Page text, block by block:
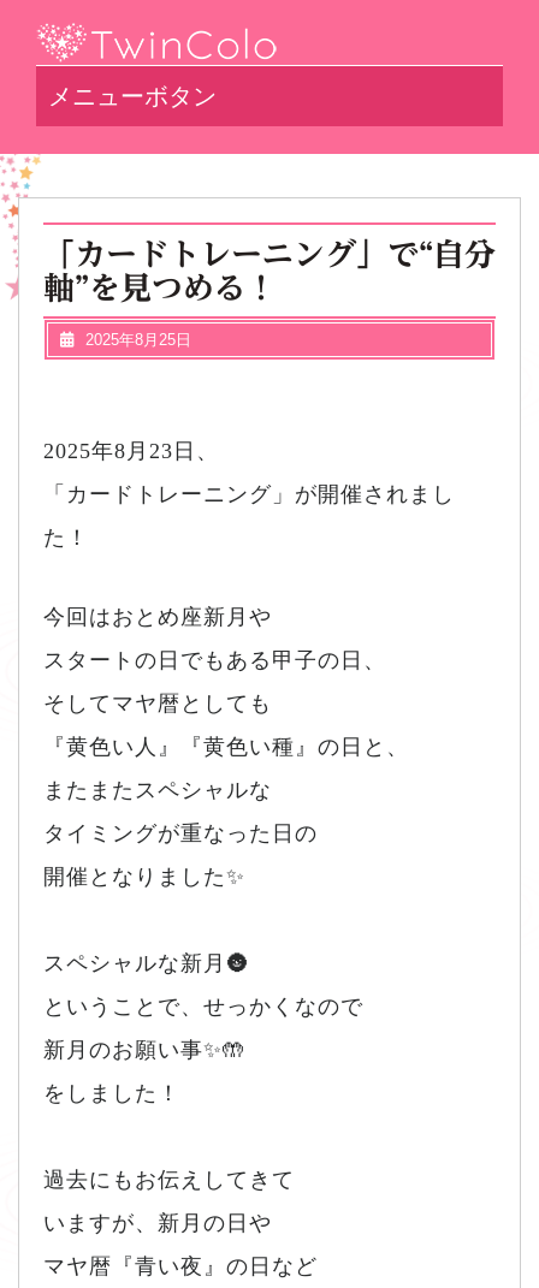
メニューボタン
「カードトレーニング」で“自分
軸”を見つめる！
2025年8月25日
2025年8月23日、
「カードトレーニング」が開催されまし
た！
今回はおとめ座新月や
スタートの日でもある甲子の日、
そしてマヤ暦としても
『黄色い人』『黄色い種』の日と、
またまたスペシャルな
タイミングが重なった日の
開催となりました✨
スペシャルな新月🌚
ということで、せっかくなので
新月のお願い事✨🤲
をしました！
過去にもお伝えしてきて
いますが、新月の日や
マヤ暦『青い夜』の日など